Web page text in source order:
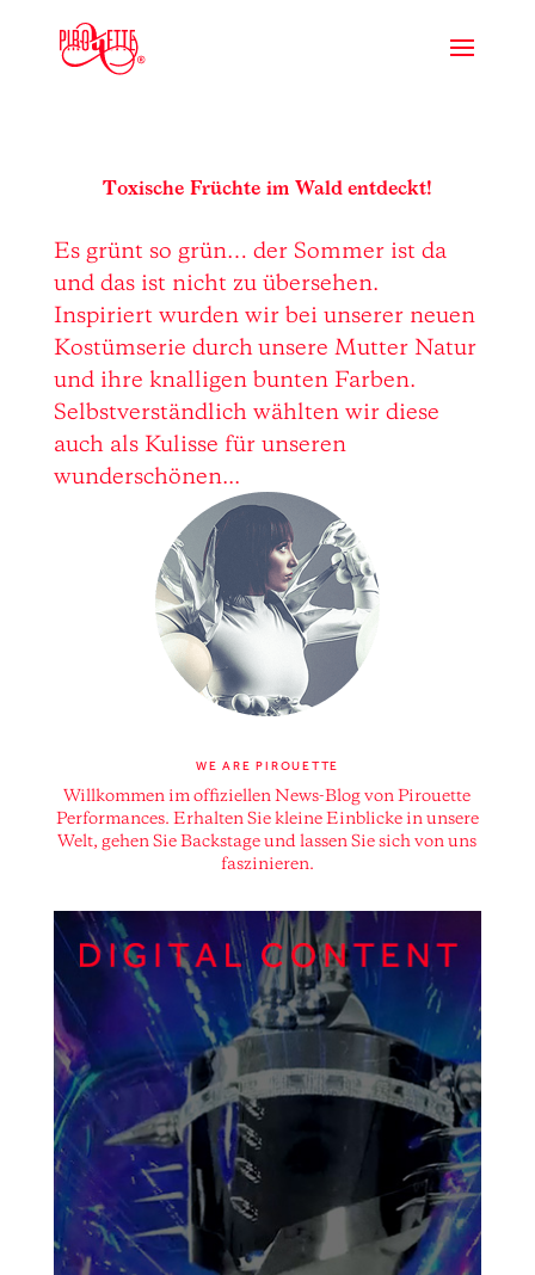
Toxische Früchte im Wald entdeckt!
Es grünt so grün… der Sommer ist da
und das ist nicht zu übersehen.
Inspiriert wurden wir bei unserer neuen
Kostümserie durch unsere Mutter Natur
und ihre knalligen bunten Farben.
Selbstverständlich wählten wir diese
auch als Kulisse für unseren
wunderschönen...
WE ARE PIROUETTE
Willkommen im offiziellen News-Blog von Pirouette
Performances. Erhalten Sie kleine Einblicke in unsere
Welt, gehen Sie Backstage und lassen Sie sich von uns
faszinieren.